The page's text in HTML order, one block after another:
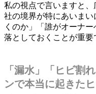
私の視点で言いますと
社の境界が特にあいま
くのか」「誰がオーナ
落としておくことが重要
「漏水」「ヒビ割
ンで本当に起きた